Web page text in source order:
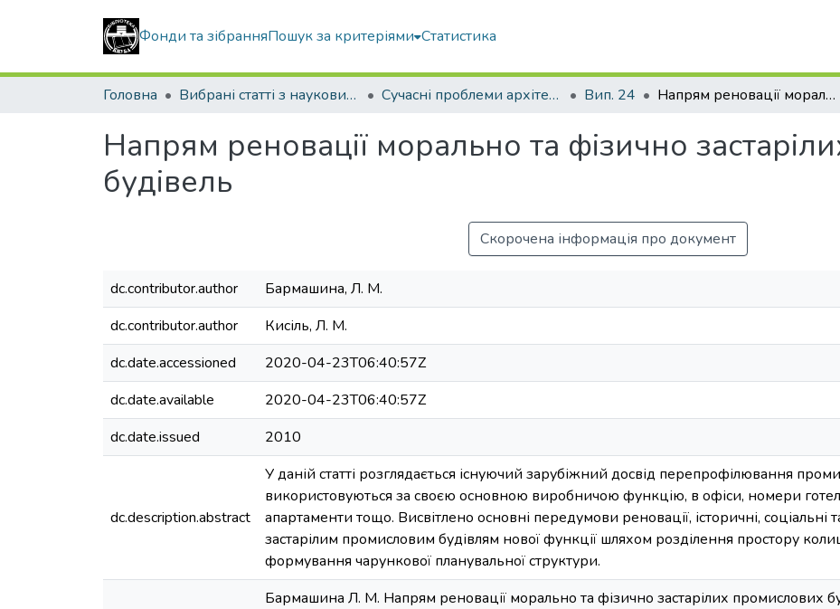
Фонди та зібранняПошук за критеріями Статистика
Головна Вибрані статті з наукових збірників КНУБА Сучасні проблеми архітектури та містобудування Вип. 24 Напрям реновації морально та фізично застарілих промислових будівель
Напрям реновації морально та фізично
будівель
Скорочена інформація про документ
dc.contributor.author
Бармашина, Л. М.
dc.contributor.author
Кисіль, Л. М.
dc.date.accessioned
2020-04-23T06:40:57Z
dc.date.available
2020-04-23T06:40:57Z
dc.date.issued
2010
dc.description.abstract
У даній статті розглядається існуючий зарубіжний досвід перепрофілювання
використовуються за своєю основною виробничою функцію, в офіси, номери
апартаменти тощо. Висвітлено основні передумови реновації, історичні, соціальні
застарілим промисловим будівлям нової функції шляхом розділення простору
формування чарункової планувальної структури.
Бармашина Л. М. Напрям реновації морально та фізично застарілих промислових